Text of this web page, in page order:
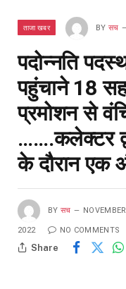
ताजा खबर BY सच
पदोन्नति
पहुंचाने 18
प्रमोशन से
…….कलेक्टर
के दौरान एक
BY सच
2022 NO COMMENTS
Share